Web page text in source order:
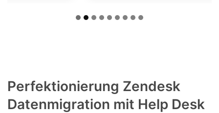
Perfektionierung Zendesk
Datenmigration mit Help Desk